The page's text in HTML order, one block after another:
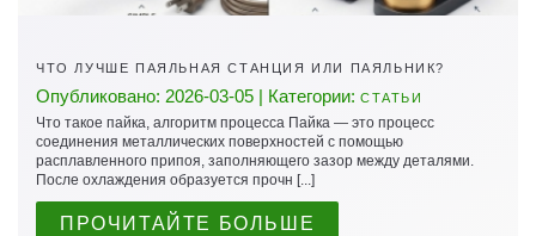
ЧТО ЛУЧШЕ ПАЯЛЬНАЯ СТАНЦИЯ ИЛИ ПАЯЛЬНИК?
Опубликовано: 2026-03-05 | Категории: СТАТЬИ
Что такое пайка, алгоритм процесса Пайка — это процесс
соединения металлических поверхностей с помощью
расплавленного припоя, заполняющего зазор между деталями.
После охлаждения образуется прочн [...]
ПРОЧИТАЙТЕ БОЛЬШЕ